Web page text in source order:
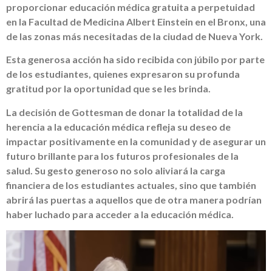
proporcionar educación médica gratuita a perpetuidad
en la Facultad de Medicina Albert Einstein en el Bronx, una
de las zonas más necesitadas de la ciudad de Nueva York.
Esta generosa acción ha sido recibida con júbilo por parte
de los estudiantes, quienes expresaron su profunda
gratitud por la oportunidad que se les brinda.
La decisión de Gottesman de donar la totalidad de la
herencia a la educación médica refleja su deseo de
impactar positivamente en la comunidad y de asegurar un
futuro brillante para los futuros profesionales de la
salud. Su gesto generoso no solo aliviará la carga
financiera de los estudiantes actuales, sino que también
abrirá las puertas a aquellos que de otra manera podrían
haber luchado para acceder a la educación médica.